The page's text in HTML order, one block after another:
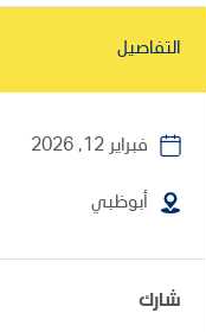
التفاصيل
فبراير 12, 2026
أبوظبي
شارك